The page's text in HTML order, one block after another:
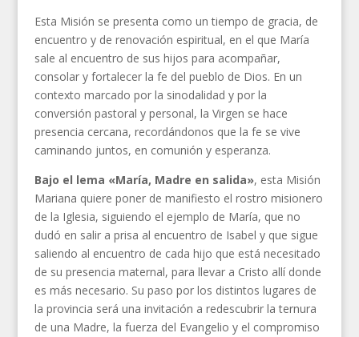
Esta Misión se presenta como un tiempo de gracia, de
encuentro y de renovación espiritual, en el que María
sale al encuentro de sus hijos para acompañar,
consolar y fortalecer la fe del pueblo de Dios. En un
contexto marcado por la sinodalidad y por la
conversión pastoral y personal, la Virgen se hace
presencia cercana, recordándonos que la fe se vive
caminando juntos, en comunión y esperanza.
Bajo el lema «María, Madre en salida», esta Misión
Mariana quiere poner de manifiesto el rostro misionero
de la Iglesia, siguiendo el ejemplo de María, que no
dudó en salir a prisa al encuentro de Isabel y que sigue
saliendo al encuentro de cada hijo que está necesitado
de su presencia maternal, para llevar a Cristo allí donde
es más necesario. Su paso por los distintos lugares de
la provincia será una invitación a redescubrir la ternura
de una Madre, la fuerza del Evangelio y el compromiso